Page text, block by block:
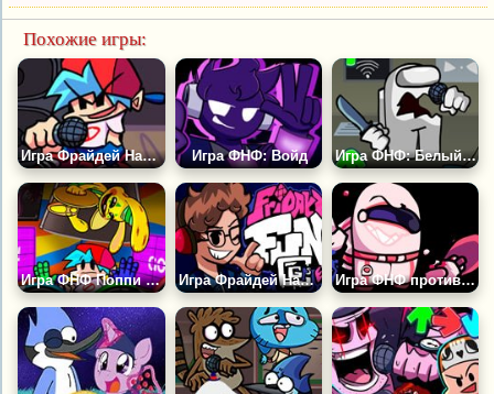
Похожие игры:
Игра Фрайдей Найт Фанкин на Пк Игра ФНФ: Войд Игра ФНФ: Белый Импостер
Игра ФНФ Поппи Плейтайм: Кролик Бонзо Игра Фрайдей Найт Фанкин: CG5 Игра ФНФ против Импостера: Сторона Д